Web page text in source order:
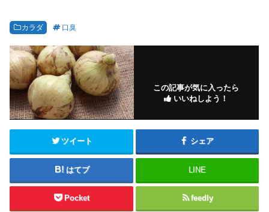
カラダ 口臭
この記事が気に入ったら
いいねしよう！
ツイート シェア
はてブ LINE
Pocket feedly